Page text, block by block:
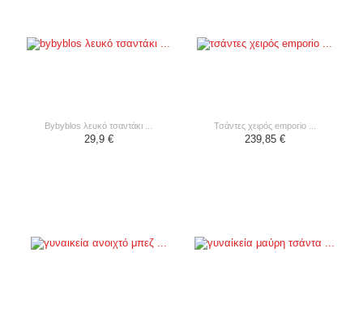
bybyblos λευκό τσαντάκι ...
29,9 €
τσάντες χειρός emporio ...
239,85 €